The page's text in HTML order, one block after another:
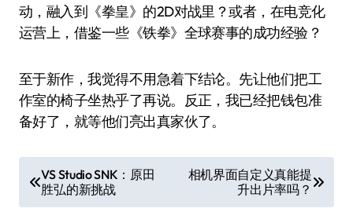
动，融入到《拳皇》的2D对战里？或者，在电竞化
运营上，借鉴一些《铁拳》全球赛事的成功经验？
至于新作，我觉得不用急着下结论。先让他们把工
作室的椅子坐热乎了再说。反正，我已经把钱包准
备好了，就等他们亮出真家伙了。
章
VS Studio SNK：原田
胜弘的新挑战
相机界面自定义真能提
升出片率吗？